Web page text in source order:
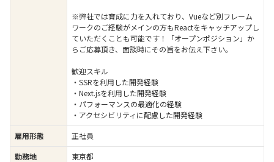
※弊社では育成に力を入れており、Vueなど別フレーム
ワークのご経験がメインの方もReactをキャッチアップし
ていただくことも可能です！「オープンポジション」か
らご応募頂き、面談時にその旨をお伝え下さい。
歓迎スキル
・SSRを利用した開発経験
・Next.jsを利用した開発経験
・パフォーマンスの最適化の経験
・アクセシビリティに配慮した開発経験
雇用形態
正社員
勤務地
東京都